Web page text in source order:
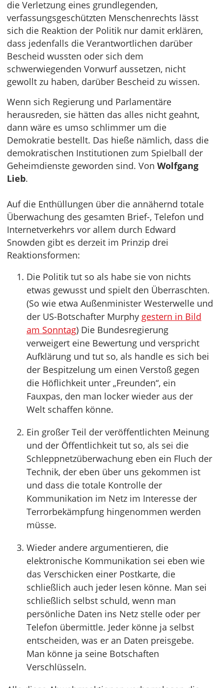
die Verletzung eines grundlegenden,
verfassungsgeschützten Menschenrechts lässt
sich die Reaktion der Politik nur damit erklären,
dass jedenfalls die Verantwortlichen darüber
Bescheid wussten oder sich dem
schwerwiegenden Vorwurf aussetzen, nicht
gewollt zu haben, darüber Bescheid zu wissen.
Wenn sich Regierung und Parlamentäre
herausreden, sie hätten das alles nicht geahnt,
dann wäre es umso schlimmer um die
Demokratie bestellt. Das hieße nämlich, dass die
demokratischen Institutionen zum Spielball der
Geheimdienste geworden sind. Von Wolfgang
Lieb.
Auf die Enthüllungen über die annähernd totale
Überwachung des gesamten Brief-, Telefon und
Internetverkehrs vor allem durch Edward
Snowden gibt es derzeit im Prinzip drei
Reaktionsformen:
Die Politik tut so als habe sie von nichts
etwas gewusst und spielt den Überraschten.
(So wie etwa Außenminister Westerwelle und
der US-Botschafter Murphy gestern in Bild
am Sonntag) Die Bundesregierung
verweigert eine Bewertung und verspricht
Aufklärung und tut so, als handle es sich bei
der Bespitzelung um einen Verstoß gegen
die Höflichkeit unter „Freunden“, ein
Fauxpas, den man locker wieder aus der
Welt schaffen könne.
Ein großer Teil der veröffentlichten Meinung
und der Öffentlichkeit tut so, als sei die
Schleppnetzüberwachung eben ein Fluch der
Technik, der eben über uns gekommen ist
und dass die totale Kontrolle der
Kommunikation im Netz im Interesse der
Terrorbekämpfung hingenommen werden
müsse.
Wieder andere argumentieren, die
elektronische Kommunikation sei eben wie
das Verschicken einer Postkarte, die
schließlich auch jeder lesen könne. Man sei
schließlich selbst schuld, wenn man
persönliche Daten ins Netz stelle oder per
Telefon übermittle. Jeder könne ja selbst
entscheiden, was er an Daten preisgebe.
Man könne ja seine Botschaften
Verschlüsseln.